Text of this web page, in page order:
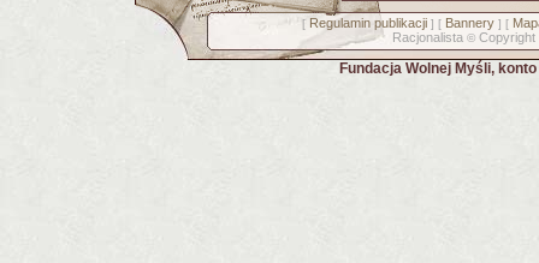
[ Regulamin publikacji] [ Bannery] [
Racjonalista © Copyright
Fundacja Wolnej Myśli,